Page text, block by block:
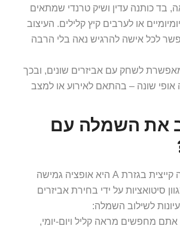
בד כותנה עדין ושיק טרנדי שמתאים
או לערבים קיץ קלילים. העיצוב
לכל אישה להרגיש נאה בלי הרבה
לשחק עם אביזרים שונים, ובכך
אופי שונה – בהתאם לאירוע או למצב
את השמלה עם
שמלת המיני כותנה קייצית בגזרת A היא אופציה גמישה
סיטואציות על ידי בחירת אביזרים
לשילוב השמלה:
מחפשים מראה קליל ויום-יומי,